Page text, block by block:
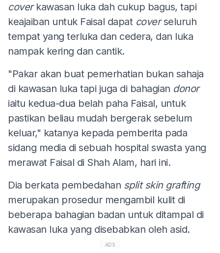
coverkawasan luka dah cukup bagus, tapi
keajaiban untuk Faisal dapat coverseluruh
tempat yang terluka dan cedera, dan luka
nampak kering dan cantik.
"Pakar akan buat pemerhatian bukan sahaja
di kawasan luka tapi juga di bahagian donor
iaitu kedua-dua belah paha Faisal, untuk
pastikan beliau mudah bergerak sebelum
keluar," katanya kepada pemberita pada
sidang media di sebuah hospital swasta yang
merawat Faisal di Shah Alam, hari ini.
Dia berkata pembedahan split skin grafting
merupakan prosedur mengambil kulit di
beberapa bahagian badan untuk ditampal di
kawasan luka yang disebabkan oleh asid.
ADS